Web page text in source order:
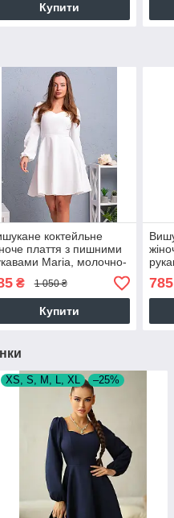
Купити
коктейльне
плаття з пишними
Maria, молочно-
₴ 1 050 ₴
Купити
785
XS, S, M, L, XL –25%